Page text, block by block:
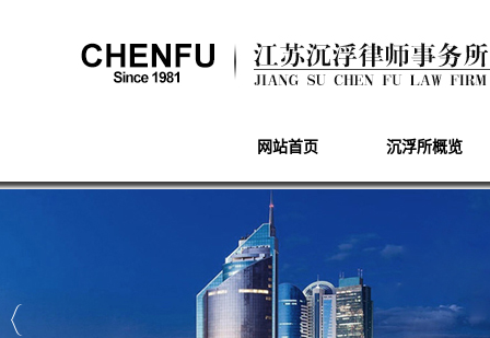
网站首页 沉浮所概览